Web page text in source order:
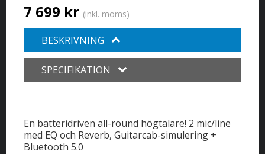
7 699 kr (inkl. moms)
BESKRIVNING
SPECIFIKATION
En batteridriven all-round högtalare! 2 mic/line
med EQ och Reverb, Guitarcab-simulering +
Bluetooth 5.0